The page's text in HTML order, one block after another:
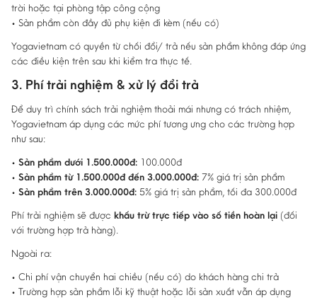
trời hoặc tại phòng tập công cộng
• Sản phẩm còn đầy đủ phụ kiện đi kèm (nếu có)
Yogavietnam có quyền từ chối đổi/ trả nếu sản phẩm không đáp ứng
các điều kiện trên sau khi kiểm tra thực tế.
3. Phí trải nghiệm & xử lý đổi trả
Để duy trì chính sách trải nghiệm thoải mái nhưng có trách nhiệm,
Yogavietnam áp dụng các mức phí tương ưng cho các trường hợp
như sau:
• Sản phẩm dưới 1.500.000đ: 100.000đ
• Sản phẩm từ 1.500.000đ đến 3.000.000đ: 7% giá trị sản phẩm
• Sản phẩm trên 3.000.000đ: 5% giá trị sản phẩm, tối đa 300.000đ
Phí trải nghiệm sẽ được khấu trừ trực tiếp vào số tiền hoàn lại (đối
với trường hợp trả hàng).
Ngoài ra:
• Chi phí vận chuyển hai chiều (nếu có) do khách hàng chi trả
• Trường hợp sản phẩm lỗi kỹ thuật hoặc lỗi sản xuất vẫn áp dụng